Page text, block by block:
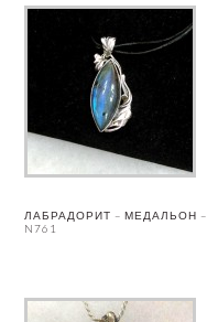
ЛАБРАДОРИТ – МЕДАЛЬОН –
N761